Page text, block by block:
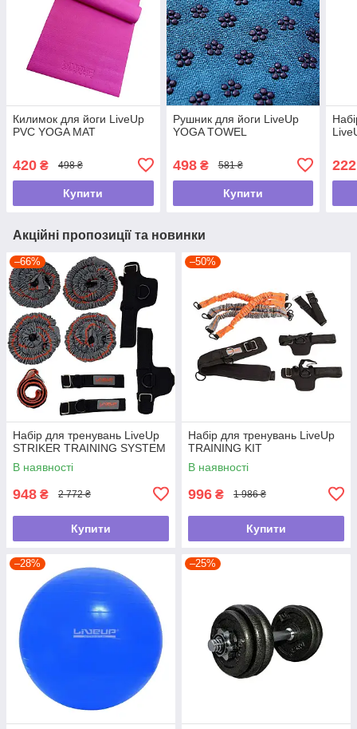
Килимок для йоги LiveUp
PVC YOGA MAT
420 ₴ 498 ₴
Купити
Рушник для йоги LiveUp
YOGA TOWEL
498₴ 581 ₴
Купити
222
Акційні пропозиції та новинки
–66%
Набір для тренувань LiveUp
STRIKER TRAINING SYSTEM
В наявності
948 ₴ 2 772 ₴
Купити
–50%
Набір для тренувань LiveUp
TRAINING KIT
В наявності
996 ₴ 1 986 ₴
Купити
–28% –25%